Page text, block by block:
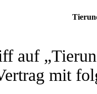
auf
mit